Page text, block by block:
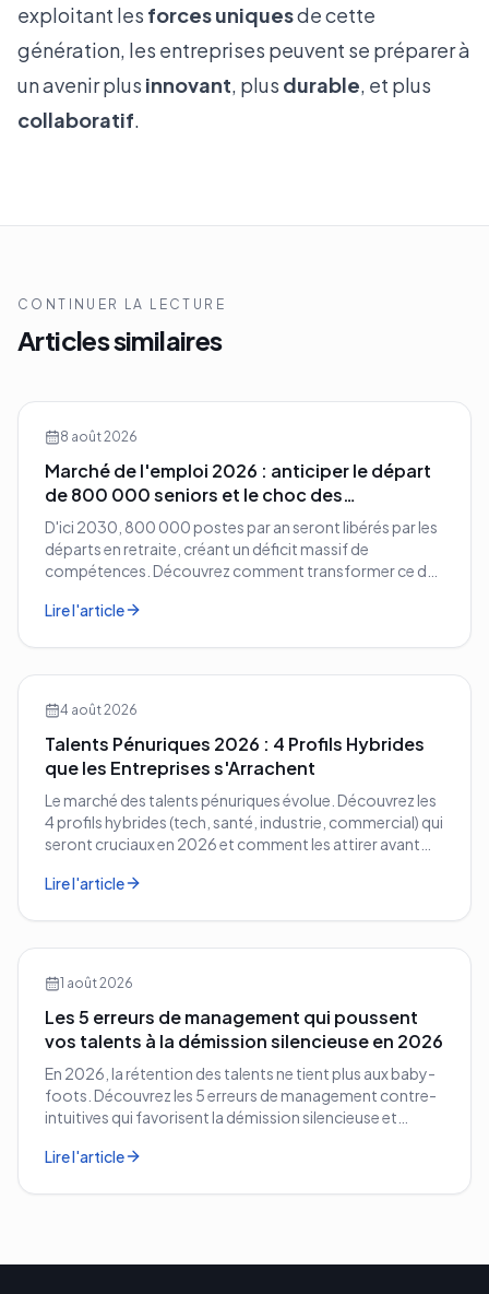
exploitant les forces uniquesde cette
génération, les entreprises peuvent se préparer à
un avenir plus innovant, plus durable, et plus
collaboratif.
CONTINUER LA LECTURE
Articles similaires
8 août 2026
Marché de l'emploi 2026 : anticiper le départ
de 800 000 seniors et le choc des
compétences
D'ici 2030, 800 000 postes par an seront libérés par les
départs en retraite, créant un déficit massif de
compétences. Découvrez comment transformer ce défi
entreprise.
Lire l'article
4 août 2026
Talents Pénuriques 2026 : 4 Profils Hybrides
que les Entreprises s'Arrachent
Le marché des talents pénuriques évolue. Découvrez les
4 profils hybrides (tech, santé, industrie, commercial) qui
seront cruciaux en 2026 et comment les attirer avant
Lire l'article
1 août 2026
Les 5 erreurs de management qui poussent
vos talents à la démission silencieuse en 2026
En 2026, la rétention des talents ne tient plus aux baby-
foots. Découvrez les 5 erreurs de management contre-
intuitives qui favorisent la démission silencieuse et
Lire l'article